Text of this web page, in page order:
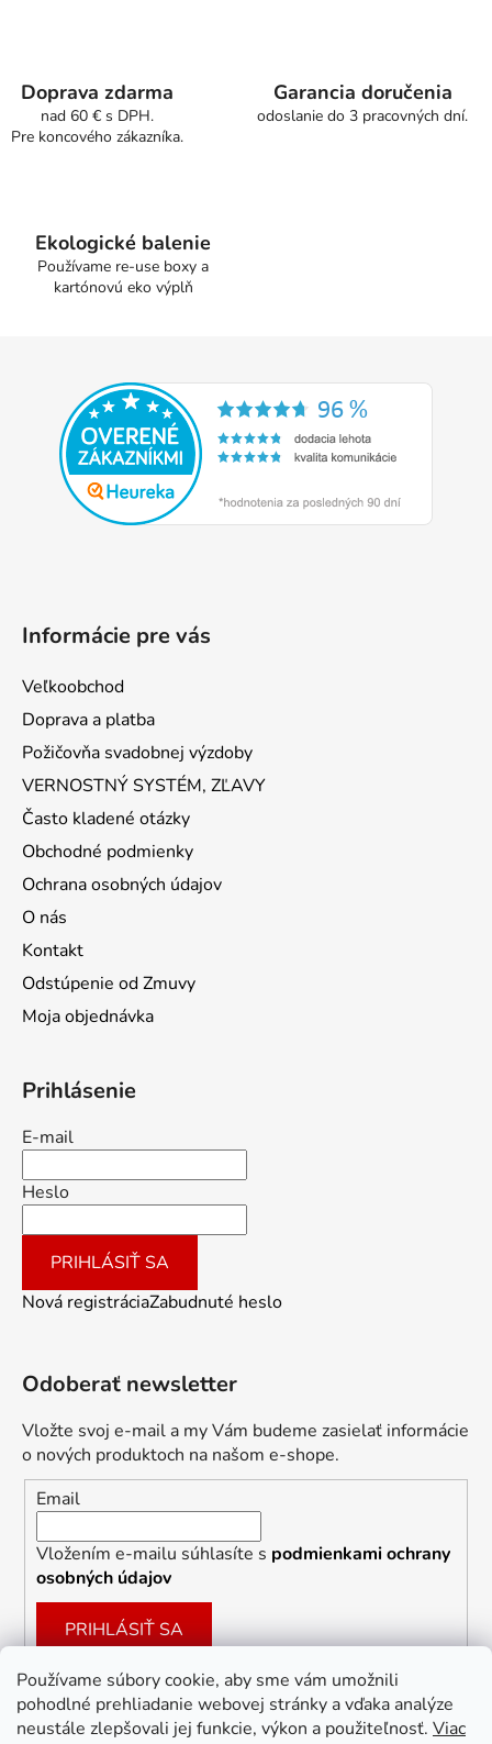
Používame súbory cookie, aby sme vám umožnili
pohodlné prehliadanie webovej stránky a vďaka analýze
neustále zlepšovali jej funkcie, výkon a použiteľnosť. Viac
Doprava zdarma
nad 60 € s DPH.
Pre koncového zákazníka.
Garancia doručenia
odoslanie do 3 pracovných dní.
Ekologické balenie
Používame re-use boxy a
kartónovú eko výplň
Informácie pre vás
Veľkoobchod
Doprava a platba
Požičovňa svadobnej výzdoby
VERNOSTNÝ SYSTÉM, ZĽAVY
Často kladené otázky
Obchodné podmienky
Ochrana osobných údajov
O nás
Kontakt
Odstúpenie od Zmuvy
Moja objednávka
Prihlásenie
E-mail
Heslo
PRIHLÁSIŤ SA
Nová registráciaZabudnuté heslo
Odoberať newsletter
Vložte svoj e-mail a my Vám budeme zasielať informácie
o nových produktoch na našom e-shope.
Email
Vložením e-mailu súhlasíte s podmienkami ochrany
osobných údajov
PRIHLÁSIŤ SA
Facebook